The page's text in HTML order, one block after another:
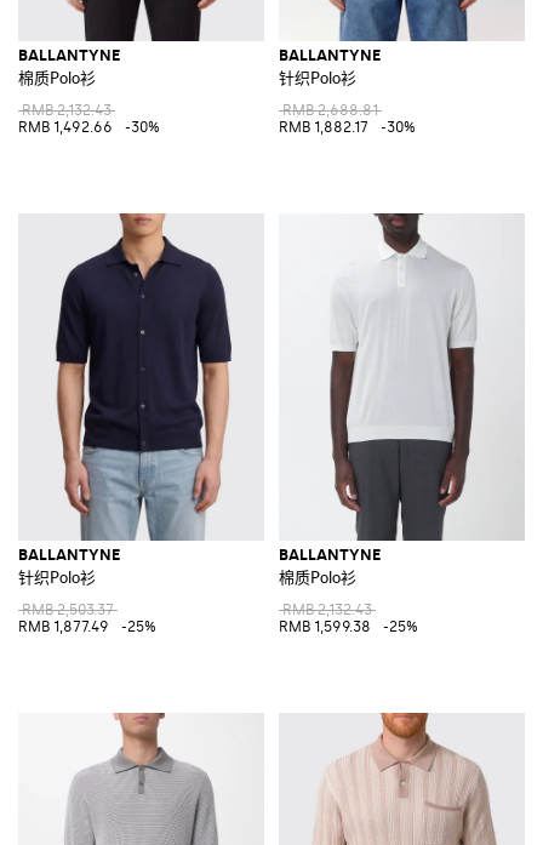
BALLANTYNE
棉质Polo衫
RMB 2,132.43
RMB 1,492.66
-30%
BALLANTYNE
针织Polo衫
RMB 2,688.81
RMB 1,882.17
-30%
BALLANTYNE
针织Polo衫
RMB 2,503.37
RMB 1,877.49
-25%
BALLANTYNE
棉质Polo衫
RMB 2,132.43
RMB 1,599.38
-25%